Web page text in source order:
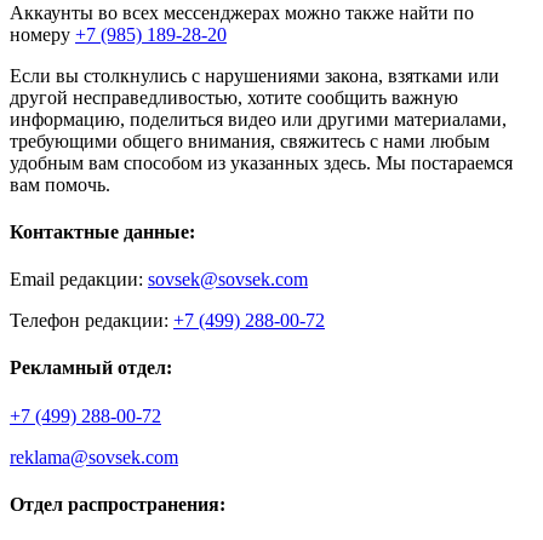
Аккаунты во всех мессенджерах можно также найти по
номеру +7 (985) 189-28-20
Если вы столкнулись с нарушениями закона, взятками или
другой несправедливостью, хотите сообщить важную
информацию, поделиться видео или другими материалами,
требующими общего внимания, свяжитесь с нами любым
удобным вам способом из указанных здесь. Мы постараемся
вам помочь.
Контактные данные:
Email редакции: sovsek@sovsek.com
Телефон редакции: +7 (499) 288-00-72
Рекламный отдел:
+7 (499) 288-00-72
reklama@sovsek.com
Отдел распространения: